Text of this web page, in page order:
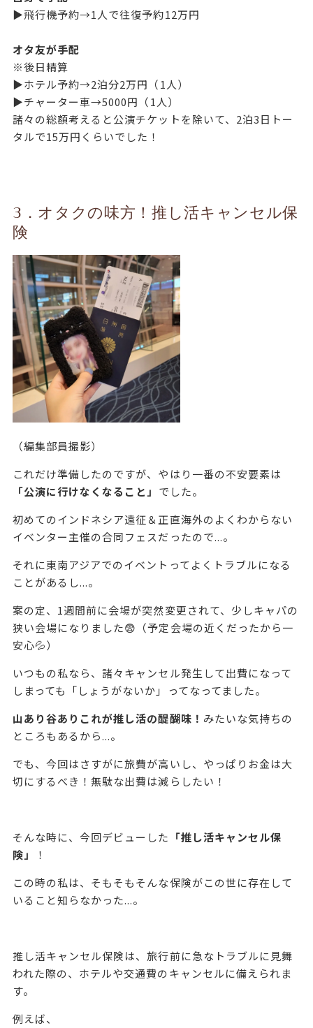
▶飛行機予約→1人で往復予約12万円
オタ友が手配
※後日精算
▶ホテル予約→2泊分2万円（1人）
▶チャーター車→5000円（1人）
諸々の総額考えると公演チケットを除いて、2泊3日トー
タルで15万円くらいでした！
3．オタクの味方！推し活キャンセル保
険
（編集部員撮影）
これだけ準備したのですが、やはり一番の不安要素は
「公演に行けなくなること」 でした。
初めてのインドネシア遠征＆正直海外のよくわからない
イベンター主催の合同フェスだったので...。
それに東南アジアでのイベントってよくトラブルになる
ことがあるし...。
案の定、1週間前に会場が突然変更されて、少しキャパの
狭い会場になりました😨（予定会場の近くだったから一
安心💦）
いつもの私なら、諸々キャンセル発生して出費になって
しまっても「しょうがないか」ってなってました。
山あり谷ありこれが推し活の醍醐味！ みたいな気持ちの
ところもあるから...。
でも、今回はさすがに旅費が高いし、やっぱりお金は大
切にするべき！無駄な出費は減らしたい！
そんな時に、今回デビューした 「推し活キャンセル保
険」
！
この時の私は、そもそもそんな保険がこの世に存在して
いること知らなかった...。
推し活キャンセル保険は、旅行前に急なトラブルに見舞
われた際の、ホテルや交通費のキャンセルに備えられま
す。
例えば、